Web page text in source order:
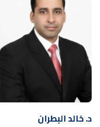
د. خالد البطران